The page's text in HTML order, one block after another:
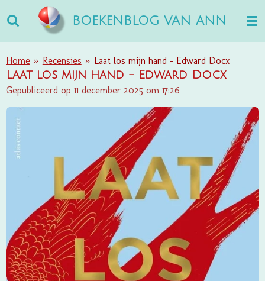
direct
naar
de
hoofdinhoud
BOEKENBLOG VAN ANN
Home » Recensies » Laat los mijn hand - Edward Docx
Laat los mijn hand - Edward Docx
Gepubliceerd op 11 december 2025 om 17:26